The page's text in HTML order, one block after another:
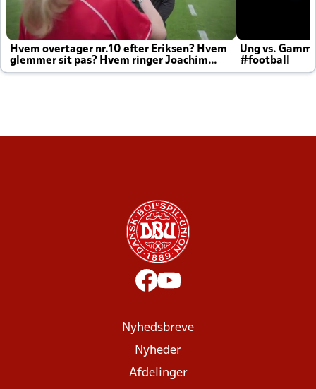
Hvem overtager nr.10 efter Eriksen? Hvem
glemmer sit pas? Hvem ringer Joachim
altid til efter kampe?
Ung vs.
#football
Nyhedsbreve
Nyheder
Afdelinger